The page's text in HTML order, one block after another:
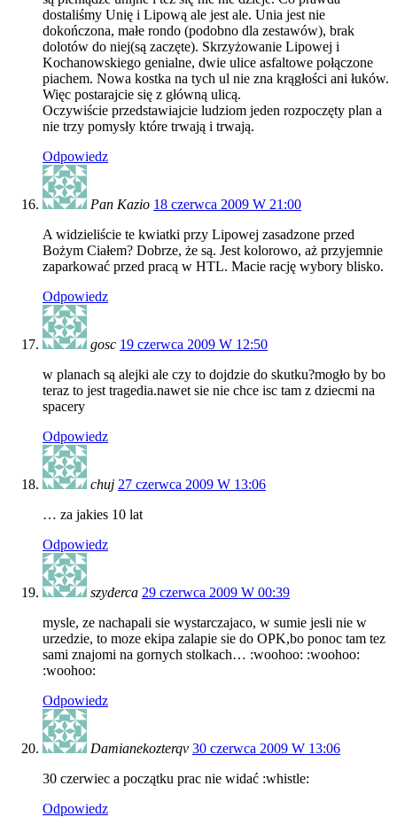
dostaliśmy Unię i Lipową ale jest ale. Unia jest nie
dokończona, małe rondo (podobno dla zestawów), brak
dolotów do niej(są zaczęte). Skrzyżowanie Lipowej i
Kochanowskiego genialne, dwie ulice asfaltowe połączone
piachem. Nowa kostka na tych ul nie zna krągłości ani łuków.
Więc postarajcie się z główną ulicą.
Oczywiście przedstawiajcie ludziom jeden rozpoczęty plan a
nie trzy pomysły które trwają i trwają.
Odpowiedz
Pan Kazio 18 czerwca 2009 W 21:00
A widzieliście te kwiatki przy Lipowej zasadzone przed
Bożym Ciałem? Dobrze, że są. Jest kolorowo, aż przyjemnie
zaparkować przed pracą w HTL. Macie rację wybory blisko.
Odpowiedz
gosc 19 czerwca 2009 W 12:50
w planach są alejki ale czy to dojdzie do skutku?mogło by bo
teraz to jest tragedia.nawet sie nie chce isc tam z dziecmi na
spacery
Odpowiedz
chuj 27 czerwca 2009 W 13:06
… za jakies 10 lat
Odpowiedz
szyderca 29 czerwca 2009 W 00:39
mysle, ze nachapali sie wystarczajaco, w sumie jesli nie w
urzedzie, to moze ekipa zalapie sie do OPK,bo ponoc tam tez
sami znajomi na gornych stolkach… :woohoo: :woohoo:
:woohoo:
Odpowiedz
Damianekozterqv 30 czerwca 2009 W 13:06
30 czerwiec a początku prac nie widać :whistle:
Odpowiedz